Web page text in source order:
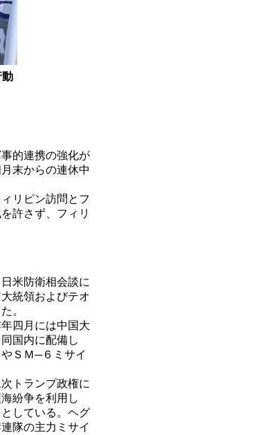
動
的連携の強化が
末からの連休中
リピン訪問とフ
許さず、フィリ
米防衛相会談に
統領およびテオ
。
四月には中国大
国内に配備し
ＳＭ─６ミサイ
トランプ政権に
紛争を利用し
している。ヘグ
隊の主力ミサイ